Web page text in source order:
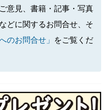
意見、書籍・記事・写真
どに関するお問合せ、そ
のお問合せ」
をご覧くだ